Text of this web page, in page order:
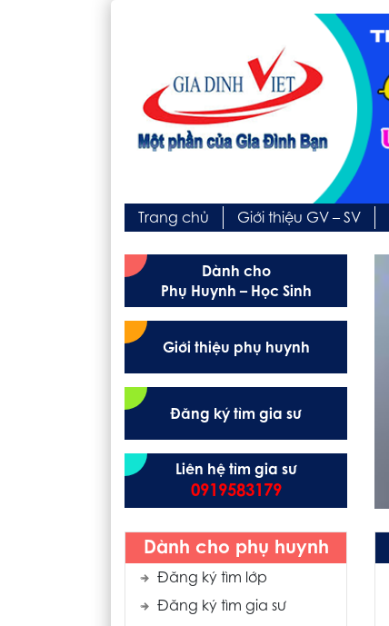
Trang chủ Giới thiệu GV – SV
Dành cho
Phụ Huynh – Học Sinh
Giới thiệu phụ huynh
Đăng ký tìm gia sư
Liên hệ tìm gia sư
0919583179
Dành cho phụ huynh
Đăng ký tìm lớp
Đăng ký tìm gia sư